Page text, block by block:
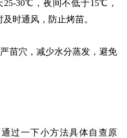
25-30℃，夜间不低于15℃，
时通风，防止烤苗。
苗穴，减少水分蒸发，避免
过一下小方法具体自查原